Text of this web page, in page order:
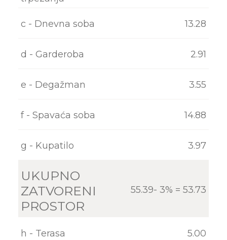
c - Dnevna soba 13.28
d - Garderoba 2.91
e - Degažman 3.55
f - Spavaća soba 14.88
g - Kupatilo 3.97
UKUPNO
ZATVORENI
PROSTOR
55.39- 3% = 53.73
h - Terasa 5.00